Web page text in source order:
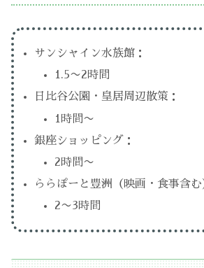
サンシャイン水族館：
1.5〜2時間
日比谷公園・皇居周辺散策：
1時間〜
銀座ショッピング：
2時間〜
ららぽーと豊洲（映画・食事含む
2〜3時間